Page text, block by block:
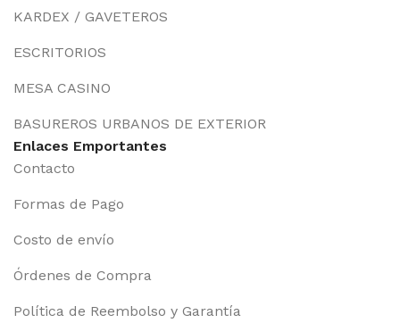
KARDEX / GAVETEROS
ESCRITORIOS
MESA CASINO
BASUREROS URBANOS DE EXTERIOR
Enlaces Emportantes
Contacto
Formas de Pago
Costo de envío
Órdenes de Compra
Política de Reembolso y Garantía